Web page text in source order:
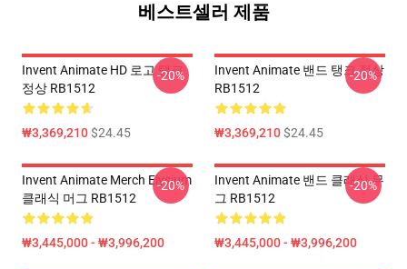
베스트셀러 제품
Invent Animate HD 로고 탱크
정상 RB1512
₩3,369,210$24.45
-20%
Invent Animate 밴드 탱크 정상
RB1512
₩3,369,210$24.45
-20%
Invent Animate Merch Elysium
클래식 머그 RB1512
₩3,445,000 - ₩3,996,200
-20%
Invent Animate 밴드 클래식 무
그 RB1512
₩3,445,000 - ₩3,996,200
-20%